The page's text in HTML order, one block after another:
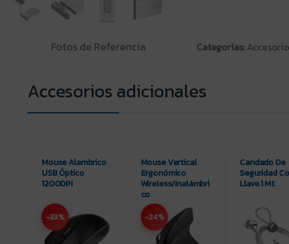
Fotos de Referencia Categorías:
Mouse Alambrico
USB Óptico
1200DPI
-33%
Mouse Vertical
Ergonómico
Wireless/Inalámbri
co
-24%
Candado De
Seguridad
Llave 1 Mt